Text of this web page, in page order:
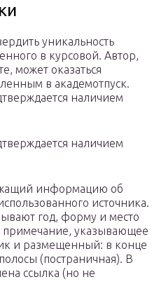
уникальность
в курсовой. Автор,
может оказаться
в академотпуск.
наличием
наличием
информацию об
источника.
год, форму и место
указывающее
и размещенный: в конце
(постраничная). В
ссылка (но не